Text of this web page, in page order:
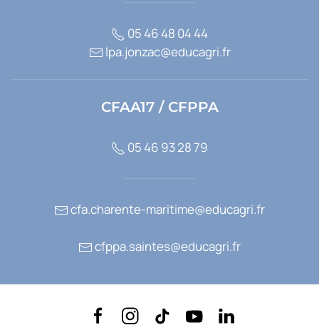
05 46 48 04 44
lpa.jonzac@educagri.fr
CFAA17 / CFPPA
05 46 93 28 79
cfa.charente-maritime@educagri.fr
cfppa.saintes@educagri.fr